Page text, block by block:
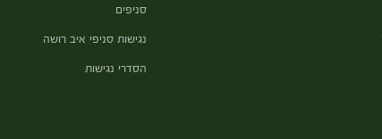
סניפים
נגישות סניפי איב רושה
הסדרי נגישות